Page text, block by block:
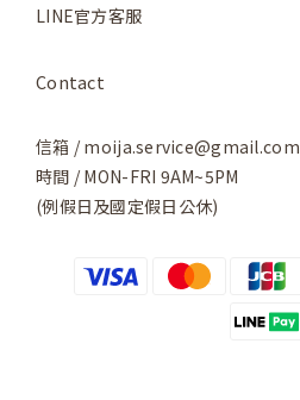
LINE官方客服
Contact
信箱 / moija.service@gmail.com
時間 / MON-FRI 9AM~5PM
(例假日及國定假日公休)